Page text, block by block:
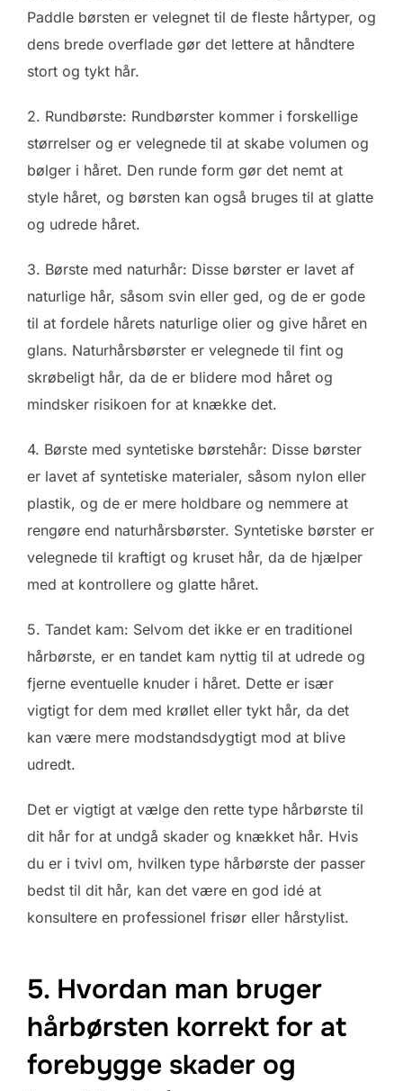
Paddle børsten er velegnet til de fleste hårtyper, og
dens brede overflade gør det lettere at håndtere
stort og tykt hår.
2. Rundbørste: Rundbørster kommer i forskellige
størrelser og er velegnede til at skabe volumen og
bølger i håret. Den runde form gør det nemt at
style håret, og børsten kan også bruges til at glatte
og udrede håret.
3. Børste med naturhår: Disse børster er lavet af
naturlige hår, såsom svin eller ged, og de er gode
til at fordele hårets naturlige olier og give håret en
glans. Naturhårsbørster er velegnede til fint og
skrøbeligt hår, da de er blidere mod håret og
mindsker risikoen for at knække det.
4. Børste med syntetiske børstehår: Disse børster
er lavet af syntetiske materialer, såsom nylon eller
plastik, og de er mere holdbare og nemmere at
rengøre end naturhårsbørster. Syntetiske børster er
velegnede til kraftigt og kruset hår, da de hjælper
med at kontrollere og glatte håret.
5. Tandet kam: Selvom det ikke er en traditionel
hårbørste, er en tandet kam nyttig til at udrede og
fjerne eventuelle knuder i håret. Dette er især
vigtigt for dem med krøllet eller tykt hår, da det
kan være mere modstandsdygtigt mod at blive
udredt.
Det er vigtigt at vælge den rette type hårbørste til
dit hår for at undgå skader og knækket hår. Hvis
du er i tvivl om, hvilken type hårbørste der passer
bedst til dit hår, kan det være en god idé at
konsultere en professionel frisør eller hårstylist.
5. Hvordan man bruger
hårbørsten korrekt for at
forebygge skader og